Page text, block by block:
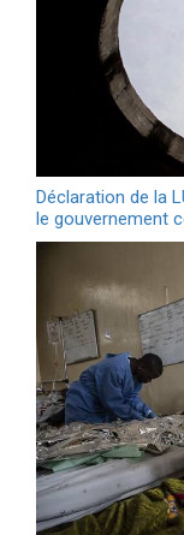
Déclaration de la
le gouvernement